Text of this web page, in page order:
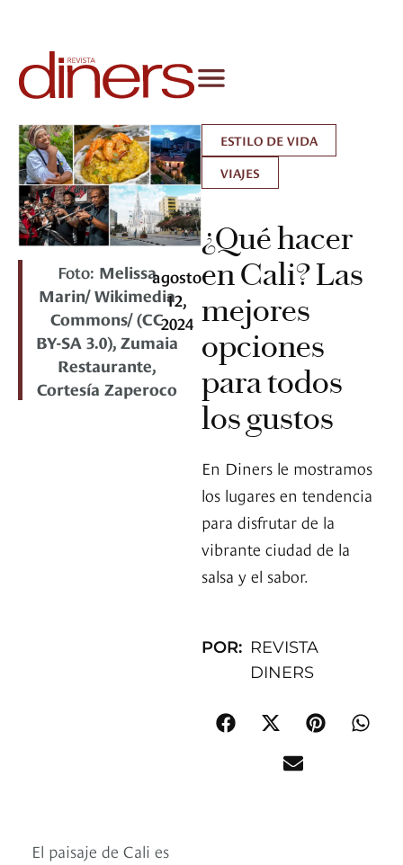
Foto: Melissa
Marin/ Wikimedia
Commons/ (CC
BY-SA 3.0), Zumaia
Restaurante,
Cortesía Zaperoco
agosto
12,
2024
ESTILO DE VIDA
VIAJES
¿Qué hacer
en Cali? Las
mejores
opciones
para todos
los gustos
En Diners le mostramos
los lugares en tendencia
para disfrutar de la
vibrante ciudad de la
salsa y el sabor.
POR: REVISTA
DINERS
El paisaje de Cali es